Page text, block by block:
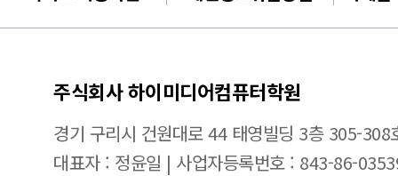
주식회사 하이미디어컴퓨터학원
경기 구리시 건원대로 44 태영빌딩 3층 305-308
대표자 : 정윤일 | 사업자등록번호 : 843-86-